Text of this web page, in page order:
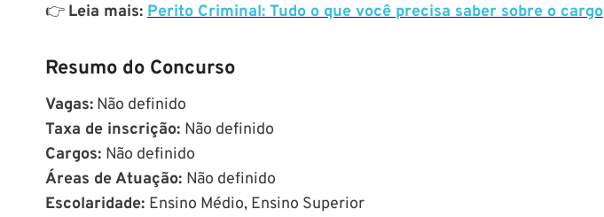
👉 Leia mais: Perito Criminal: Tudo o que você precisa saber sobre o cargo
Resumo do Concurso
Vagas: Não definido
Taxa de inscrição: Não definido
Cargos: Não definido
Áreas de Atuação: Não definido
Escolaridade: Ensino Médio, Ensino Superior